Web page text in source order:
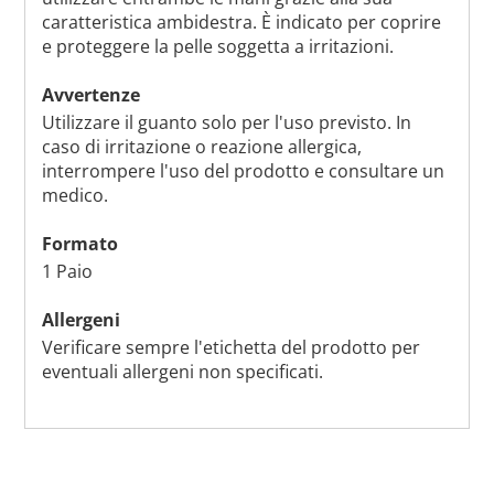
caratteristica ambidestra. È indicato per coprire
e proteggere la pelle soggetta a irritazioni.
Avvertenze
Utilizzare il guanto solo per l'uso previsto. In
caso di irritazione o reazione allergica,
interrompere l'uso del prodotto e consultare un
medico.
Formato
1 Paio
Allergeni
Verificare sempre l'etichetta del prodotto per
eventuali allergeni non specificati.